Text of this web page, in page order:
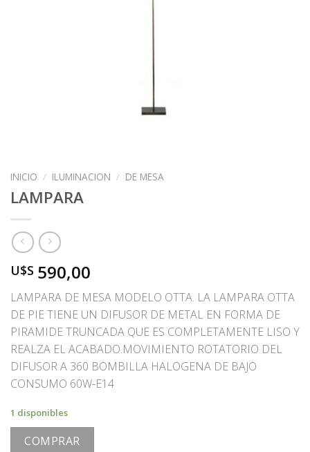
INICIO / ILUMINACION / DE MESA
LAMPARA
U$S 590,00
LAMPARA DE MESA MODELO OTTA. LA LAMPARA OTTA
DE PIE TIENE UN DIFUSOR DE METAL EN FORMA DE
PIRAMIDE TRUNCADA QUE ES COMPLETAMENTE LISO Y
REALZA EL ACABADO.MOVIMIENTO ROTATORIO DEL
DIFUSOR A 360 BOMBILLA HALOGENA DE BAJO
CONSUMO 60W-E14
1 disponibles
COMPRAR